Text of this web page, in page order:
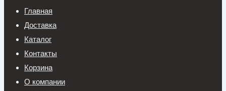
Главная
Доставка
Каталог
Контакты
Корзина
О компании